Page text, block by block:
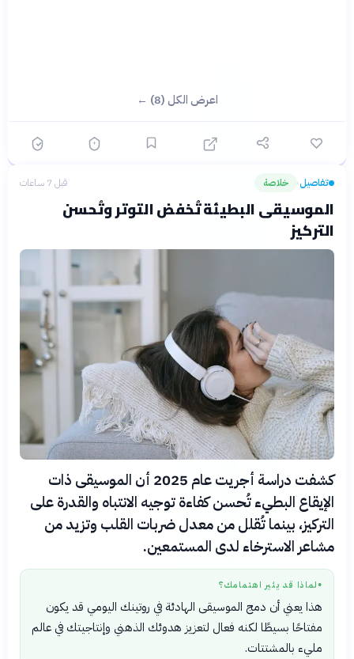
اعرض الكل (8) ←
تفاصيل› خلاصة قبل 7 ساعات
الموسيقى البطيئة تُخفض التوتر وتُحسن
التركيز
كشفت دراسة أجريت عام 2025 أن الموسيقى ذات
الإيقاع البطيء تُحسن كفاءة توجيه الانتباه والقدرة على
التركيز، بينما تُقلل من معدل ضربات القلب وتزيد من
مشاعر الاسترخاء لدى المستمعين.
● لماذا قد يثير اهتمامك؟
هذا يعني أن دمج الموسيقى الهادئة في روتينك اليومي قد يكون
مفتاحًا بسيطًا لكنه فعال لتعزيز هدوئك الذهني وإنتاجيتك في عالم
مليء بالمشتتات.